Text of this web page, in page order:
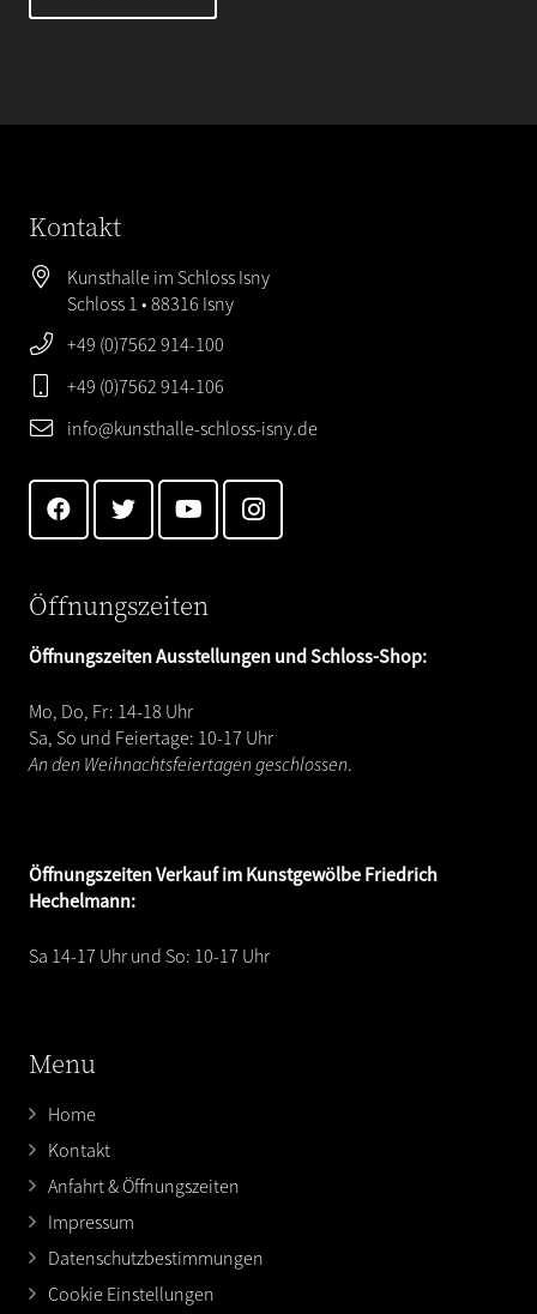
Kontakt
Kunsthalle im Schloss Isny
Schloss 1 • 88316 Isny
+49 (0)7562 914-100
+49 (0)7562 914-106
info@kunsthalle-schloss-isny.de
Öffnungszeiten
Öffnungszeiten Ausstellungen und Schloss-Shop:
Mo, Do, Fr: 14-18 Uhr
Sa, So und Feiertage: 10-17 Uhr
An den Weihnachtsfeiertagen geschlossen.
ÖffnungszeitenVerkauf im Kunstgewölbe Friedrich
Hechelmann:
Sa 14-17 Uhr und So: 10-17 Uhr
Menu
Home
Kontakt
Anfahrt & Öffnungszeiten
Impressum
Datenschutzbestimmungen
Cookie Einstellungen